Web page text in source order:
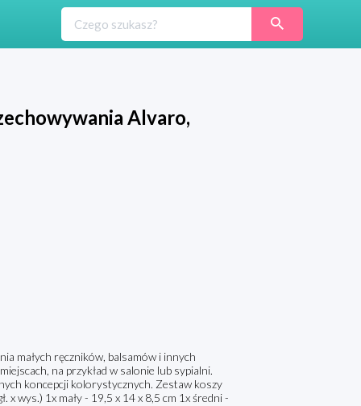
Alvaro,
małych ręczników, balsamów i innych
na przykład w salonie lub sypialni.
koncepcji kolorystycznych. Zestaw koszy
x wys.) 1x mały - 19,5 x 14 x 8,5 cm 1x średni -